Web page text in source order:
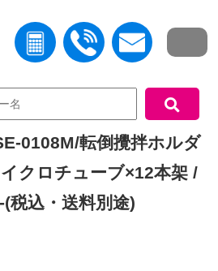
0108M/転倒攪拌ホルダ
クロチューブ×12本架 /
(税込・送料別途)